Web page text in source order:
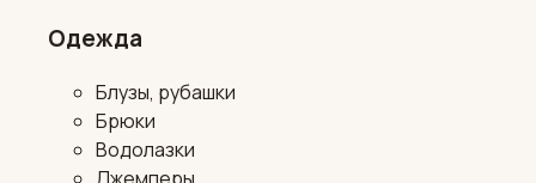
Одежда
Блузы, рубашки
Брюки
Водолазки